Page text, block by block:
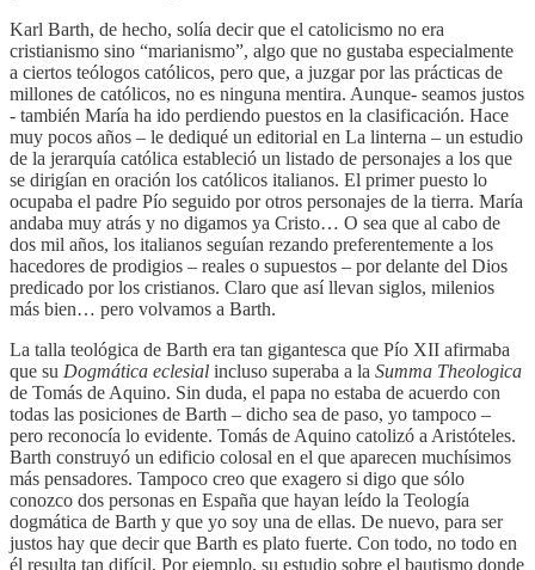
Karl Barth, de hecho, solía decir que el catolicismo no era
cristianismo sino “marianismo”, algo que no gustaba especialmente
a ciertos teólogos católicos, pero que, a juzgar por las prácticas de
millones de católicos, no es ninguna mentira. Aunque- seamos justos
- también María ha ido perdiendo puestos en la clasificación. Hace
muy pocos años – le dediqué un editorial en La linterna – un estudio
de la jerarquía católica estableció un listado de personajes a los que
se dirigían en oración los católicos italianos. El primer puesto lo
ocupaba el padre Pío seguido por otros personajes de la tierra. María
andaba muy atrás y no digamos ya Cristo… O sea que al cabo de
dos mil años, los italianos seguían rezando preferentemente a los
hacedores de prodigios – reales o supuestos – por delante del Dios
predicado por los cristianos. Claro que así llevan siglos, milenios
más bien… pero volvamos a Barth.
La talla teológica de Barth era tan gigantesca que Pío XII afirmaba
que su Dogmática eclesial incluso superaba a la Summa Theologica
de Tomás de Aquino. Sin duda, el papa no estaba de acuerdo con
todas las posiciones de Barth – dicho sea de paso, yo tampoco –
pero reconocía lo evidente. Tomás de Aquino catolizó a Aristóteles.
Barth construyó un edificio colosal en el que aparecen muchísimos
más pensadores. Tampoco creo que exagero si digo que sólo
conozco dos personas en España que hayan leído la Teología
dogmática de Barth y que yo soy una de ellas. De nuevo, para ser
justos hay que decir que Barth es plato fuerte. Con todo, no todo en
él resulta tan difícil. Por ejemplo, su estudio sobre el bautismo donde